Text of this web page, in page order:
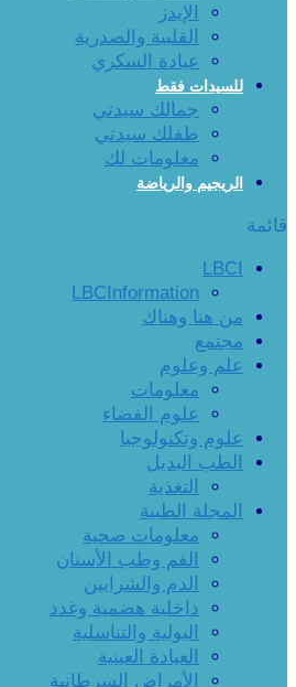
الإيدز
القلبية والصدرية
عيادة السكري
للسيدات فقط
جمالك سيدتي
طفلك سيدتي
معلومات لك
الريجيم والرياضة
قائمة
LBCI
LBCInformation
من هنا وهناك
مجتمع
علم وعلوم
معلومات
علوم الفضاء
علوم وتكنولوجيا
الطب البديل
التغذية
المجلة الطبية
معلومات صحية
الفم وطب الأسنان
الدم والشرايين
داخلية هضمية وغدد
البولية والتناسلية
العيادة العينية
الأمراض السرطانية